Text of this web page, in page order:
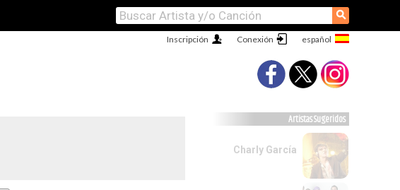
⚲
Conexión
Inscripción
Artistas Sugeridos
Charly García